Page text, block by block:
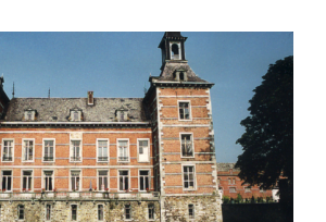
Soralia de Hermalle-sous-Huy